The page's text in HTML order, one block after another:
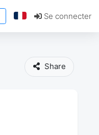
Se connecter
Share